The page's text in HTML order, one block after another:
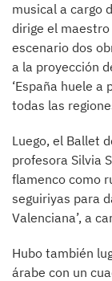
musical a cargo
dirige el
escenario dos
a la proyección
‘España huele a
todas las
Luego, el Ballet
profesora Silvia
flamenco como
seguiriyas para
Valenciana’, a
Hubo también
árabe con un